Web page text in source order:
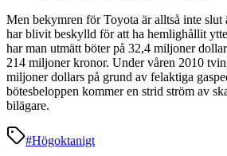
Men bekymren för Toyota är alltså inte slut
har blivit beskylld för att ha hemlighållit
har man utmätt böter på 32,4 miljoner
214 miljoner kronor. Under våren 2010
miljoner dollars på grund av felaktiga
bötesbeloppen kommer en strid ström av
bilägare.
#Högoktanigt